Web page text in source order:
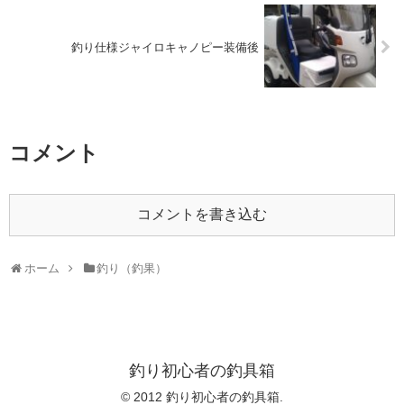
釣り仕様ジャイロキャノピー装備後
コメント
コメントを書き込む
ホーム 釣り（釣果）
釣り初心者の釣具箱
© 2012 釣り初心者の釣具箱.